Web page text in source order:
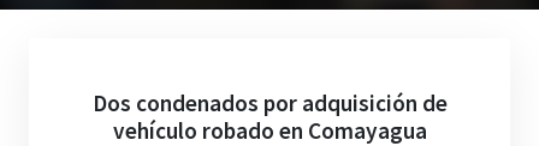
Dos condenados por adquisición de
vehículo robado en Comayagua